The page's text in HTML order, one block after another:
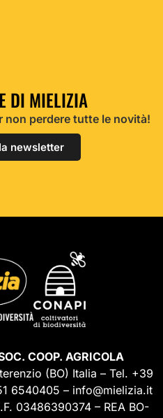
DI MIELIZIA
non perdere tutte le novità!
newsletter
COOP. AGRICOLA
(BO) Italia – Tel. +39
6540405 – info@mielizia.it
03486390374 – REA BO-